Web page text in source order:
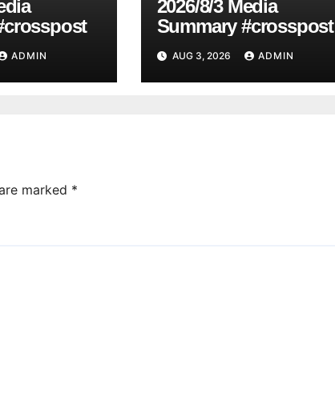
ADMIN
2026/8/3 Media
Summary #crosspost
AUG 3, 2026 ADMIN
marked *